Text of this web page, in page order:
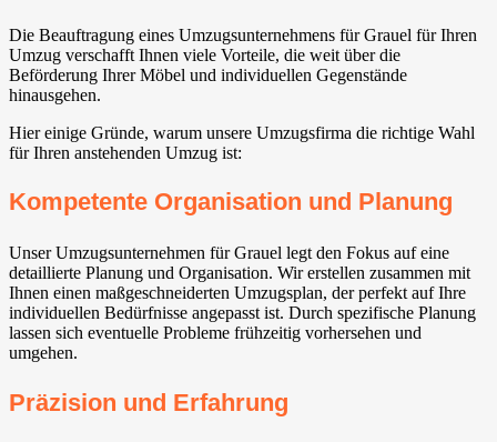
Die Beauftragung eines Umzugsunternehmens für Grauel für Ihren
Umzug verschafft Ihnen viele Vorteile, die weit über die
Beförderung Ihrer Möbel und individuellen Gegenstände
hinausgehen.
Hier einige Gründe, warum unsere Umzugsfirma die richtige Wahl
für Ihren anstehenden Umzug ist:
Kompetente Organisation und Planung
Unser Umzugsunternehmen für Grauel legt den Fokus auf eine
detaillierte Planung und Organisation. Wir erstellen zusammen mit
Ihnen einen maßgeschneiderten Umzugsplan, der perfekt auf Ihre
individuellen Bedürfnisse angepasst ist. Durch spezifische Planung
lassen sich eventuelle Probleme frühzeitig vorhersehen und
umgehen.
Präzision und Erfahrung